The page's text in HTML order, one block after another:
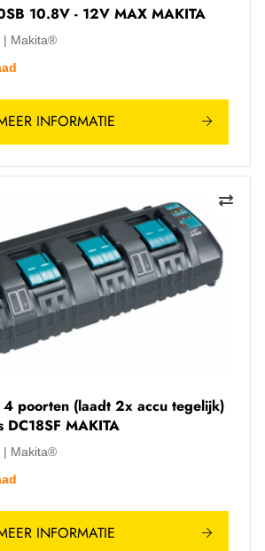
10.8V - 12V MAX MAKITA
Makita®
INFORMATIE
4 poorten (laadt 2x accu tegelijk)
DC18SF MAKITA
Makita®
INFORMATIE